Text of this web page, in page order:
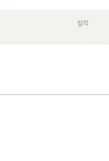
철학